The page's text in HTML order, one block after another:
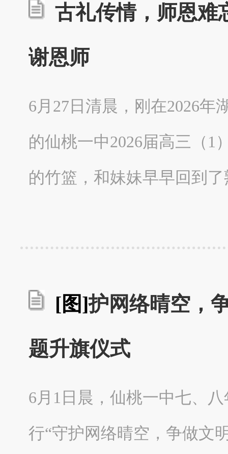
古礼传情，师恩难
谢恩师
6月27日清晨，刚在2026年
的仙桃一中2026届高三（1
的竹篮，和妹妹早早回到
[图]护网络晴空，
题升旗仪式
6月1日晨，仙桃一中七、
行“守护网络晴空，争做文